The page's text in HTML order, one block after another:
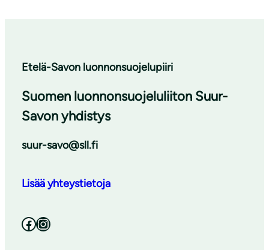
Etelä-Savon luonnonsuojelupiiri
Suomen luonnonsuojeluliiton Suur-
Savon yhdistys
suur-savo@sll.fi
Lisää yhteystietoja
Facebook Instagram